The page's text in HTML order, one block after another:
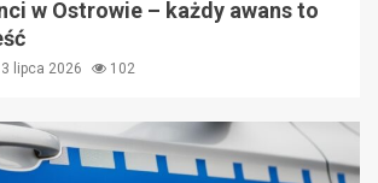
w Ostrowie – każdy awans to
3 lipca 2026 102